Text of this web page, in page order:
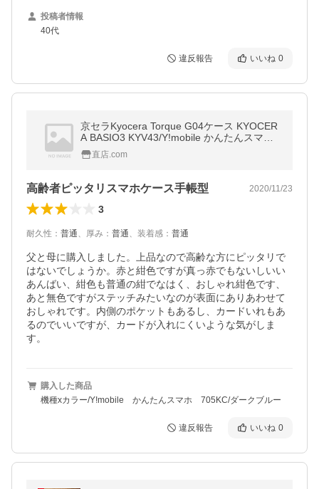
投稿者情報
40代
違反報告 いいね 0
京セラKyocera Torque G04ケース KYOCER
A BASIO3 KYV43/Y!mobile かんたんスマホ
705KC用カバー Qua Phone QZ KYV44PUレ
ザーケース TPU素材 手帳型/財布型
直店.com
高齢者ピッタリスマホケース手帳型 2020/11/23
3
耐久性 ： 普通、 厚み ： 普通、 装着感 ： 普通
父と母に購入しました。上品なので高齢な方にピッタリで
はないでしょうか。赤と紺色ですが真っ赤でもないしいい
あんばい、紺色も普通の紺でなはく、おしゃれ紺色です、
あと無色ですがステッチみたいなのが表面にありあわせて
おしゃれです。内側のポケットもあるし、カードいれもあ
るのでいいですが、カードが入れにくいような気がしま
す。
購入した商品
機種xカラー/Y!mobile かんたんスマホ 705KC/ダークブルー
違反報告 いいね 0